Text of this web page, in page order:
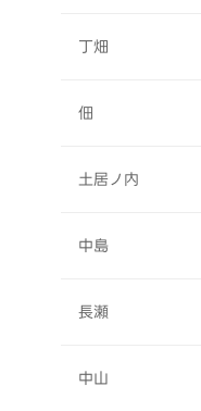
丁畑
佃
土居ノ内
中島
長瀬
中山